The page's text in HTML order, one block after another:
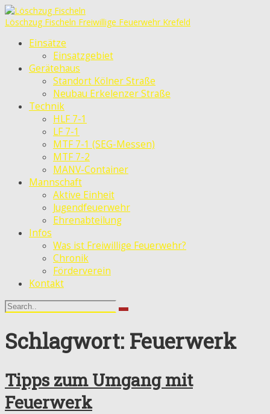
Löschzug Fischeln Freiwillige Feuerwehr Krefeld
Einsätze
Einsatzgebiet
Gerätehaus
Standort Kölner Straße
Neubau Erkelenzer Straße
Technik
HLF 7-1
LF 7-1
MTF 7-1 (SEG-Messen)
MTF 7-2
MANV-Container
Mannschaft
Aktive Einheit
Jugendfeuerwehr
Ehrenabteilung
Infos
Was ist Freiwillige Feuerwehr?
Chronik
Förderverein
Kontakt
Schlagwort: Feuerwerk
Tipps zum Umgang mit
Feuerwerk